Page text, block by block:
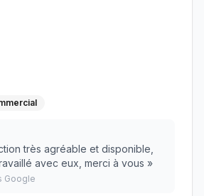
très agréable et disponible,
avec eux, merci à vous »
Google